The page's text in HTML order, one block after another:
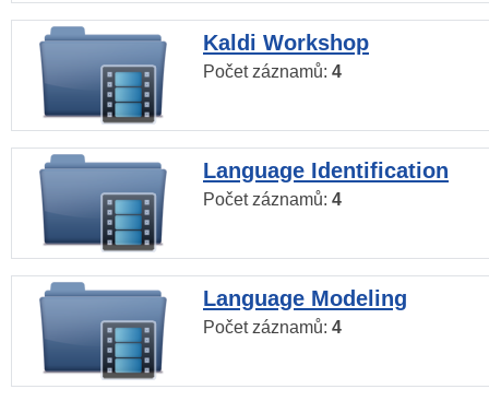
Kaldi Workshop
Počet záznamů: 4
Language Identification
Počet záznamů: 4
Language Modeling
Počet záznamů: 4